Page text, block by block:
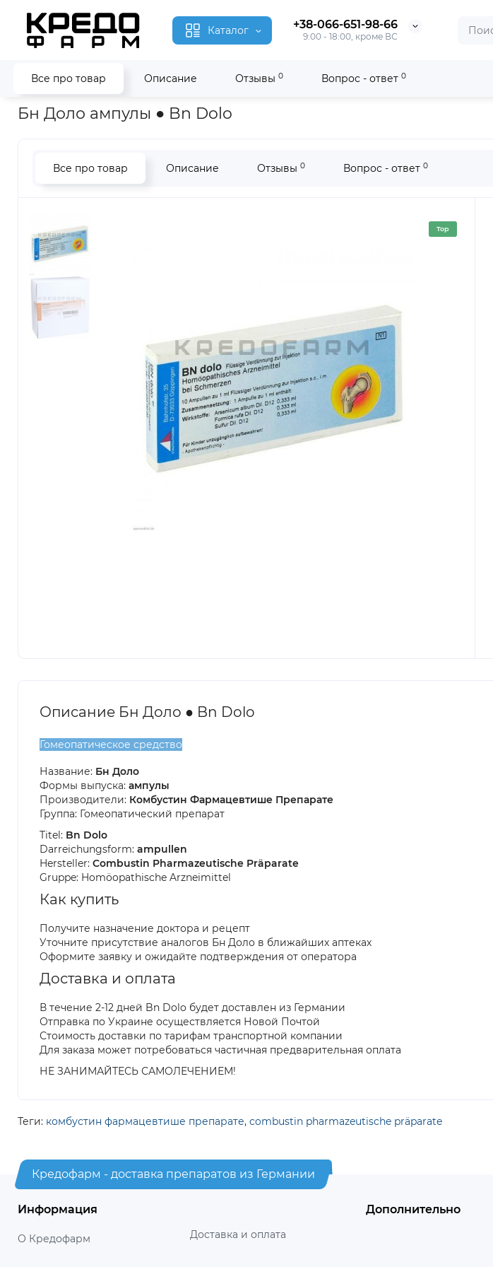
Каталог +38-066-651-98-66
9:00 - 18:00, кроме ВС
Все про товар Описание Отзывы 0 Вопрос - ответ 0
Главная Гомеопатия Бн Доло ● Bn Dolo
Бн Доло ампулы ● Bn Dolo
Все про товар Описание Отзывы 0 Вопрос - ответ 0
Top
Описание Бн Доло ● Bn Dolo
Гомеопатическое средство
Название: Бн Доло
Формы выпуска: ампулы
Производители: Комбустин Фармацевтише Препарате
Группа: Гомеопатический препарат
Titel: Bn Dolo
Darreichungsform: ampullen
Hersteller: Combustin Pharmazeutische Präparate
Gruppe: Homöopathische Arzneimittel
Как купить
Получите назначение доктора и рецепт
Уточните присутствие аналогов Бн Доло в ближайших аптеках
Оформите заявку и ожидайте подтверждения от оператора
Доставка и оплата
В течение 2-12 дней Bn Dolo будет доставлен из Германии
Отправка по Украине осуществляется Новой Почтой
Стоимость доставки по тарифам транспортной компании
Для заказа может потребоваться частичная предварительная оплата
НЕ ЗАНИМАЙТЕСЬ САМОЛЕЧЕНИЕМ!
Теги: комбустин фармацевтише препарате, combustin pharmazeutische präparate
Кредофарм - доставка препаратов из Германии
Информация
О Кредофарм Доставка и оплата
Дополнительно